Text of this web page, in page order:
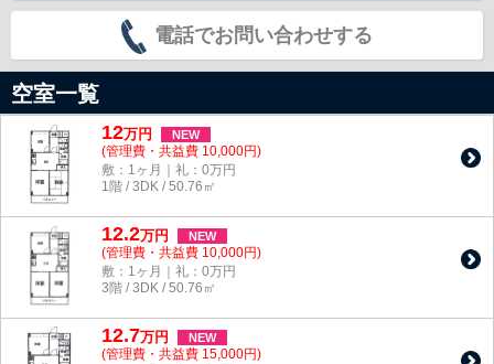
電話でお問い合わせする
空室一覧
12万円 NEW
(管理費・共益費 10,000円)
敷：1ヶ月｜礼：0万円
1階 / 3DK / 50.76㎡
12.2万円 NEW
(管理費・共益費 10,000円)
敷：1ヶ月｜礼：0万円
3階 / 3DK / 50.76㎡
12.7万円 NEW
(管理費・共益費 15,000円)